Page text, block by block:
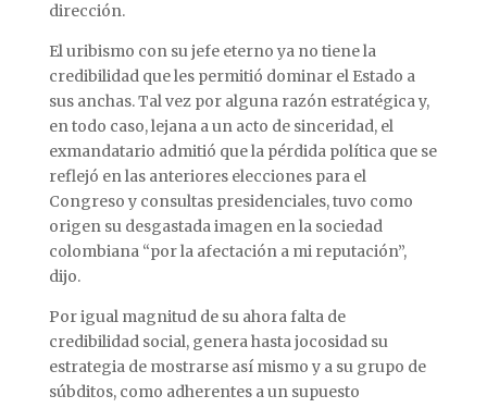
dirección.
El uribismo con su jefe eterno ya no tiene la
credibilidad que les permitió dominar el Estado a
sus anchas. Tal vez por alguna razón estratégica y,
en todo caso, lejana a un acto de sinceridad, el
exmandatario admitió que la pérdida política que se
reflejó en las anteriores elecciones para el
Congreso y consultas presidenciales, tuvo como
origen su desgastada imagen en la sociedad
colombiana “por la afectación a mi reputación”,
dijo.
Por igual magnitud de su ahora falta de
credibilidad social, genera hasta jocosidad su
estrategia de mostrarse así mismo y a su grupo de
súbditos, como adherentes a un supuesto